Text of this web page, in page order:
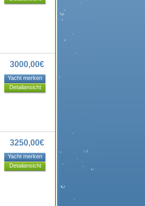
3000,00€
Yacht merken
Detailansicht
3250,00€
Yacht merken
Detailansicht